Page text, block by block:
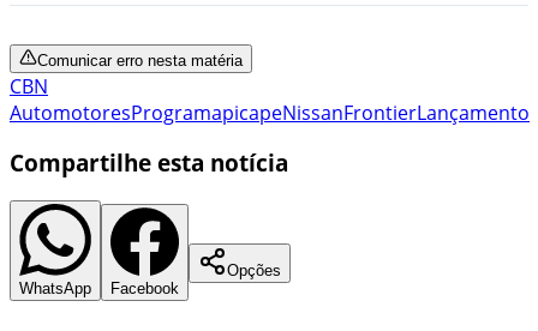
Comunicar erro nesta matéria
CBN
AutomotoresProgramapicapeNissanFrontierLançamento
Compartilhe esta notícia
WhatsApp Facebook
Opções